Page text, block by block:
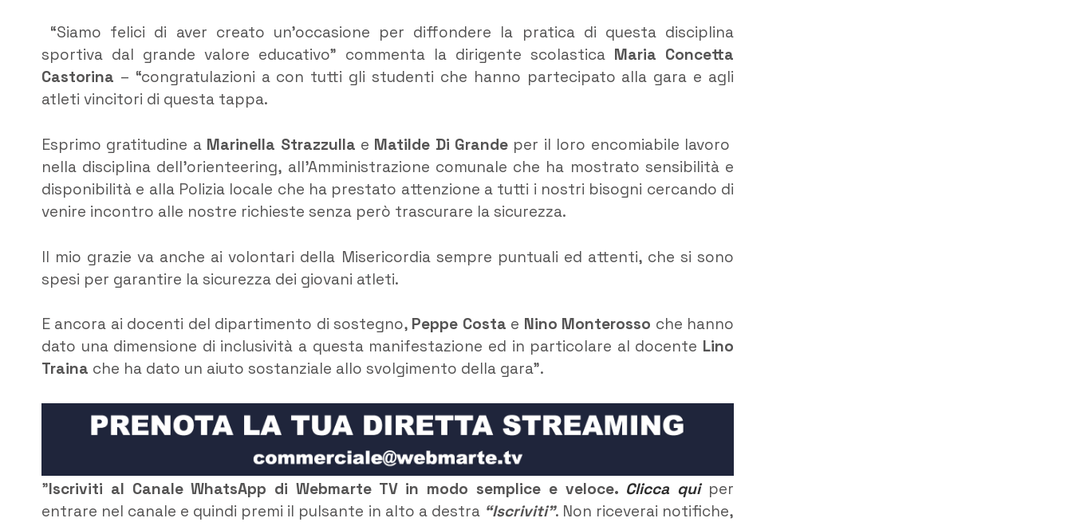
“Siamo felici di aver creato un’occasione per diffondere la pratica di questa disciplina
sportiva dal grande valore educativo” commenta la dirigente scolastica Maria Concetta
Castorina – “congratulazioni a con tutti gli studenti che hanno partecipato alla gara e agli
atleti vincitori di questa tappa.
Esprimo gratitudine a Marinella Strazzulla e Matilde Di Grande per il loro encomiabile lavoro
nella disciplina dell’orienteering, all’Amministrazione comunale che ha mostrato sensibilità e
disponibilità e alla Polizia locale che ha prestato attenzione a tutti i nostri bisogni cercando di
venire incontro alle nostre richieste senza però trascurare la sicurezza.
Il mio grazie va anche ai volontari della Misericordia sempre puntuali ed attenti, che si sono
spesi per garantire la sicurezza dei giovani atleti.
E ancora ai docenti del dipartimento di sostegno, Peppe Costa e Nino Monterosso che hanno
dato una dimensione di inclusività a questa manifestazione ed in particolare al docente Lino
Traina che ha dato un aiuto sostanziale allo svolgimento della gara”.
”Iscriviti al Canale WhatsApp di Webmarte TV in modo semplice e veloce. Clicca quiper
entrare nel canale e quindi premi il pulsante in alto a destra “Iscriviti”. Non riceverai notifiche,